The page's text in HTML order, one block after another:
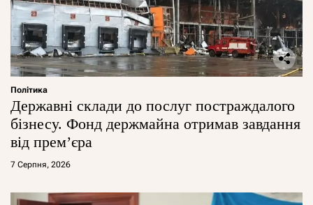
Політика
Державні склади до послуг постраждалого
бізнесу. Фонд держмайна отримав завдання
від прем’єра
7 Серпня, 2026